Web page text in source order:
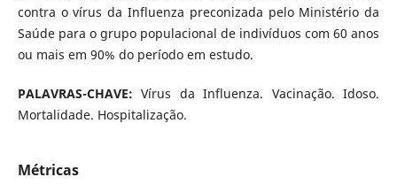
contra o vírus da Influenza preconizada pelo Ministério da
Saúde para o grupo populacional de indivíduos com 60 anos
ou mais em 90% do período em estudo.
PALAVRAS-CHAVE: Vírus da Influenza. Vacinação. Idoso.
Mortalidade. Hospitalização.
Métricas